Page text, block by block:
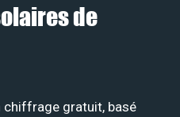
de
chiffrage gratuit, basé